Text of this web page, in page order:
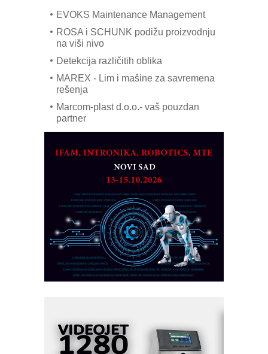
EVOKS Maintenance Management
ROSA i SCHUNK podižu proizvodnju
na viši nivo
Detekcija različitih oblika
MAREX - Lim i mašine za savremena
rešenja
Marcom-plast d.o.o.- vaš pouzdan
partner
obradu!
Razvoj asortimanskog pravca MINI-
PLC AKYTEC
AUKOM: Svetski standard metrologije
dostupan u Srbiji
MOTOMAN – NEXT-Robotika vođena
veštačkom inteligencijom
I.SAFE MOBILE revolucioniše
industrijsku automatizaciju
pionirskimmobile operator PANEL-OM
KIP KOP – napredna rešenja za
savremene industrijske i logističke
objekte